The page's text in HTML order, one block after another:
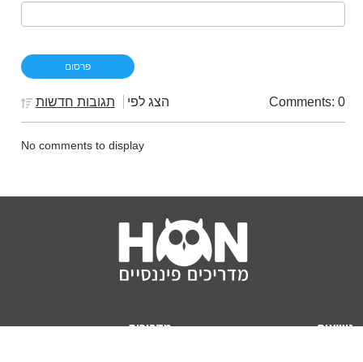
Comments: 0 הצג לפי תגובות חדשות
No comments to display
נושאים
מדריכים